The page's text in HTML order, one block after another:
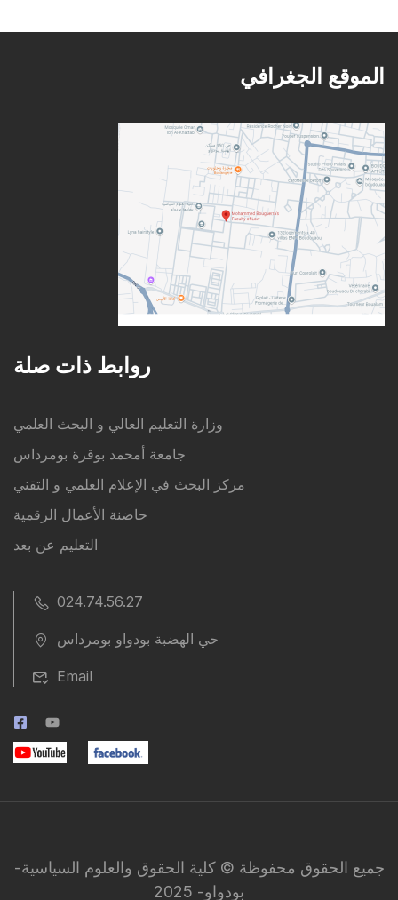
الموقع الجغرافي
روابط ذات صلة
وزارة التعليم العالي و البحث العلمي
جامعة أمحمد بوقرة بومرداس
مركز البحث في الإعلام العلمي و التقني
حاضنة الأعمال الرقمية
التعليم عن بعد
024.74.56.27
حي الهضبة بودواو بومرداس
Email
جميع الحقوق محفوظة © كلية الحقوق والعلوم السياسية-
بودواو- 2025